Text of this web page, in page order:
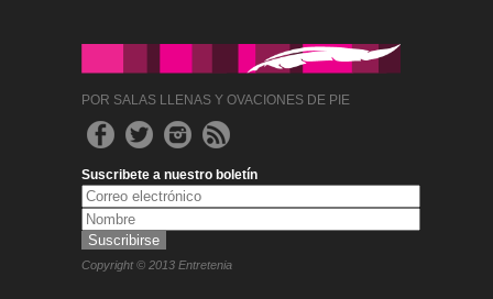
POR SALAS LLENAS Y OVACIONES DE PIE
Suscribete a nuestro boletín
Copyright © 2013 Entretenia